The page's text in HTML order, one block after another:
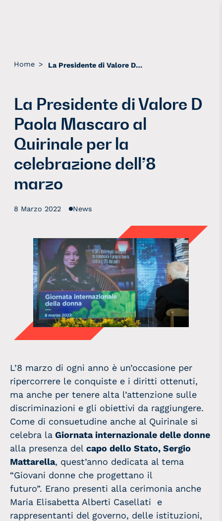
Home > La Presidente di Valore D Paola Mascaro al Quirinale per la celebrazione dell’8 marzo
La Presidente di Valore D
Paola Mascaro al
Quirinale per la
celebrazione dell’8
marzo
8 Marzo 2022 News
L’8 marzo di ogni anno è un’occasione per
ripercorrere le conquiste e i diritti ottenuti,
ma anche per tenere alta l’attenzione sulle
discriminazioni e gli obiettivi da raggiungere.
Come di consuetudine anche al Quirinale si
celebra la Giornata internazionale delle donne
alla presenza del capo dello Stato, Sergio
Mattarella, quest’anno dedicata al tema
“Giovani donne che progettano il
futuro”. Erano presenti alla cerimonia anche
Maria Elisabetta Alberti Casellati e
rappresentanti del governo, delle istituzioni,